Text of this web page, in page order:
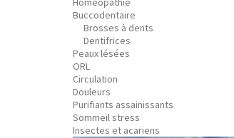
Buccodentaire
Brosses à dents
Dentifrices
Peaux lésées
ORL
Circulation
Douleurs
Purifiants assainissants
Sommeil stress
Insectes et acariens